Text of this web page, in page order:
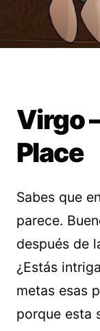
Virgo
Place
Sabes que
parece.
después de
¿Estás
metas esas
porque esta